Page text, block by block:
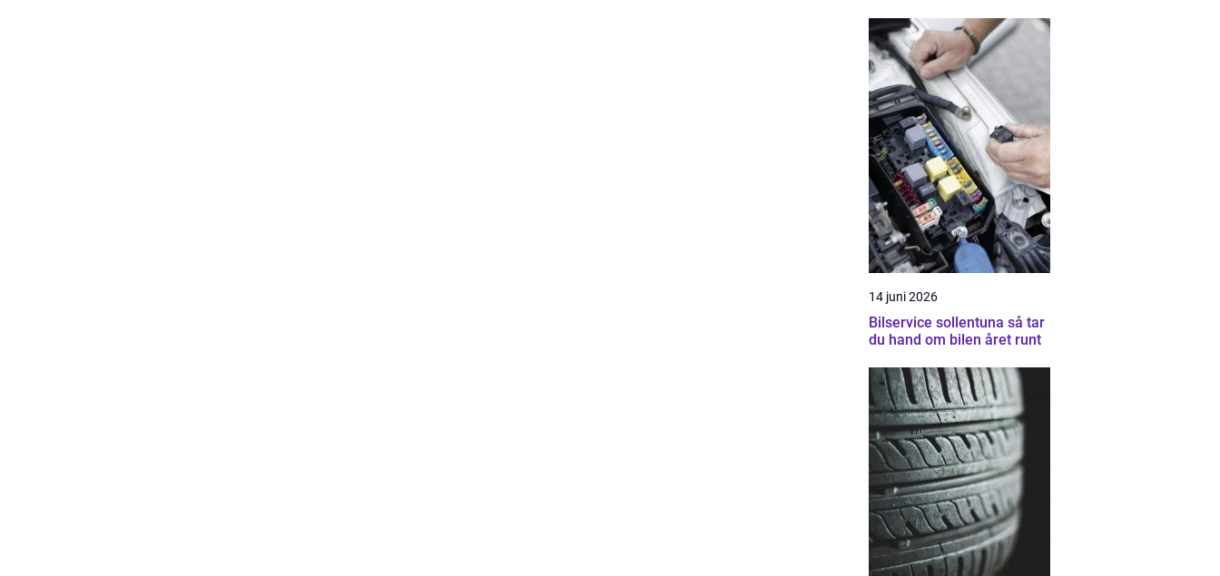
14 juni 2026
Bilservice sollentuna så tar
du hand om bilen året runt